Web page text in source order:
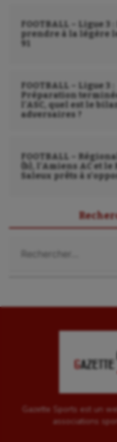
FOOTBALL – Ligue 3
prendre à la légère
91
FOOTBALL – Ligue 3 :
Préparation
l’ASC, quel est le
adversaires ?
FOOTBALL –
(b), l’Amiens AC et le
Saleux prêts à
Gazette Sports est un
associations